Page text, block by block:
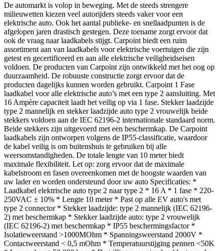
De automarkt is volop in beweging. Met de steeds strengere
milieuwetten kiezen veel autorijders steeds vaker voor een
elektrische auto. Ook het aantal publieke- en snellaadpunten is de
afgelopen jaren drastisch gestegen. Deze toename zorgt ervoor dat
ook de vraag naar laadkabels stijgt. Carpoint biedt een ruim
assortiment aan van laadkabels voor elektrische voertuigen die zijn
getest en gecertificeerd en aan alle elektrische veiligheidseisen
voldoen. De producten van Carpoint zijn ontwikkeld met het oog op
duurzaamheid. De robuuste constructie zorgt ervoor dat de
producten dagelijks kunnen worden gebruikt. Carpoint 1 Fase
laadkabel voor alle elektrische auto’s met een type 2 aansluiting. Met
16 Ampère capaciteit laadt het veilig op via 1 fase. Stekker laadzijde
type 2 mannelijk en stekker laadzijde auto type 2 vrouwelijk beide
stekkers voldoen aan de IEC 62196-2 internationale standaard norm.
Beide stekkers zijn uitgevoerd met een beschermkap. De Carpoint
laadkabels zijn ontworpen volgens de IP55-classificatie, waardoor
de kabel veilig is om buitenshuis te gebruiken bij alle
weersomstandigheden. De totale lengte van 10 meter biedt
maximale flexibiliteit. Let op: zorg ervoor dat de maximale
kabelstroom en fasen overeenkomen met de hoogste waarden van
uw lader en worden ondersteund door uw auto Specificaties: *
Laadkabel elektrische auto type 2 naar type 2 * 16 A * 1 fase * 220-
250VAC ± 10% * Lengte 10 meter * Past op alle EV auto's met
type 2 connector * Stekker laadzijde: type 2 mannelijk (IEC 62196-
2) met beschermkap * Stekker laadzijde auto: type 2 vrouwelijk
(IEC 62196-2) met beschermkap * IP55 beschermingsfactor *
Isolatieweerstand >1000MOhm * Spanningsweerstand 2000V *
Contactweerstand < 0,5 mOhm * Temperatuurstijging pennen <50K